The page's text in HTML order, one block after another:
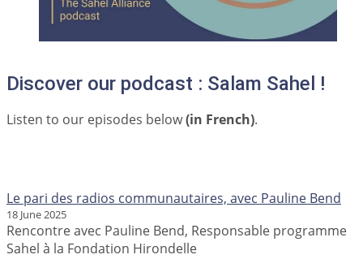
Discover our podcast : Salam Sahel !
Listen to our episodes below(in French).
Le pari des radios communautaires, avec Pauline Bend
18 June 2025
Rencontre avec Pauline Bend, Responsable programme
Sahel à la Fondation Hirondelle